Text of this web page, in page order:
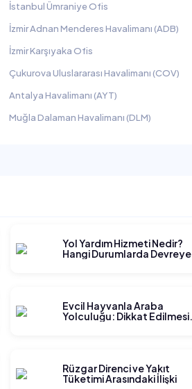
İstanbul Ümraniye Ofis
İzmir Adnan Menderes Havalimanı (ADB)
İzmir Karşıyaka Ofis
Çukurova Uluslararası Havalimanı (COV)
Antalya Havalimanı (AYT)
Muğla Dalaman Havalimanı (DLM)
Yol Yardım Hizmeti Nedir?
Hangi Durumlarda Devreye
Evcil Hayvanla Araba
Yolculuğu: Dikkat Edilmesi
Rüzgar Direnci ve Yakıt
Tüketimi Arasındaki İlişki